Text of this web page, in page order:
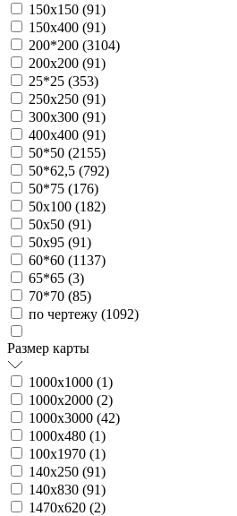
150х150 (91)
150х400 (91)
200*200 (3104)
200х200 (91)
25*25 (353)
250х250 (91)
300х300 (91)
400х400 (91)
50*50 (2155)
50*62,5 (792)
50*75 (176)
50х100 (182)
50х50 (91)
50х95 (91)
60*60 (1137)
65*65 (3)
70*70 (85)
по чертежу (1092)
Размер карты
1000х1000 (1)
1000х2000 (2)
1000х3000 (42)
1000х480 (1)
100х1970 (1)
140х250 (91)
140х830 (91)
1470х620 (2)